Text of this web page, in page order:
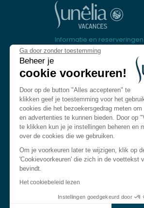
Ga door zonder toestemming
Beheer je
cookie voorkeuren!
Door op de button "Alles accepteren" te
klikken geef je toestemming voor het
cookies die het bezoekersgedrag meten om
en advertenties te kunnen bieden. Door op
te klikken kun je je instellingen beheren en
over de cookies die we gebruiken.
Om je voorkeuren later te wijzigen, klik op
'Cookievoorkeuren' die zich in de voettekst
bevindt.
Het cookiebeleid lezen
Instellingen goedgekeurd door
Informatie en reserveringen
+31 20 721 9084
We zijn er om te helpen
Maandag tot vrijdag van 8.30
uur.
Zaterdag van 10.00 tot 13.00
14.00 tot 17.00 uur
Neem contact op
Taal NL